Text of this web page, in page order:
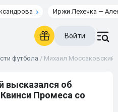
Иржи Лехечка —
Войти
футбола / Михаил Моссаковский
высказался об
Промеса со